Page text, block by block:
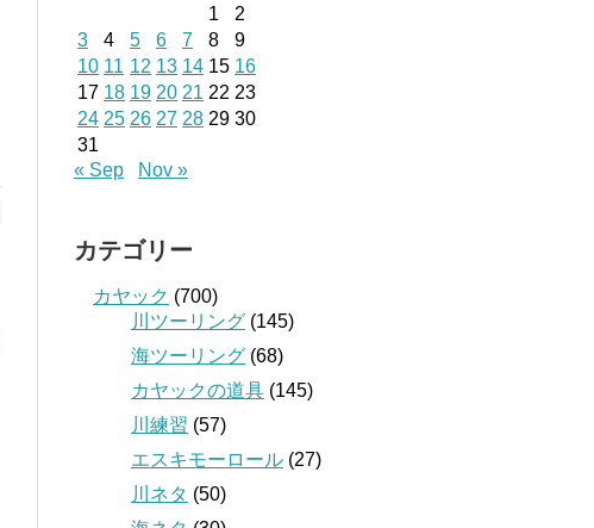
1
2
3
4 5 6 7 8
9
10 11 12 13 14 15 16
17 18 19 20 21 22 23
24 25 26 27 28 29 30
31
« Sep
Nov »
カテゴリー
カヤック (700)
川ツーリング (145)
海ツーリング (68)
カヤックの道具 (145)
川練習 (57)
エスキモーロール (27)
川ネタ (50)